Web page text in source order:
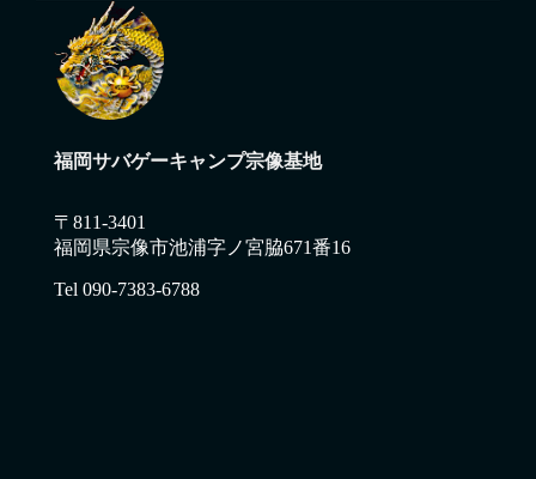
福岡サバゲーキャンプ宗像基地
〒811-3401
福岡県宗像市池浦字ノ宮脇671番16
Tel 090-7383-6788